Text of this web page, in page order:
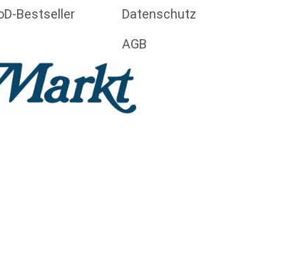
Bestseller
Datenschutz
AGB